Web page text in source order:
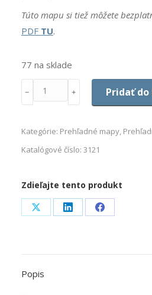
Túto mapu si tiež môžete
PDF TU.
77 na sklade
Množstvo
﹣ ﹢ Pridať do
Kategórie: Prehľadné mapy,
Katalógové číslo: 3121
Zdieľajte tento produkt
Share
X
Share
LinkedIn
Share
Facebook
Popis